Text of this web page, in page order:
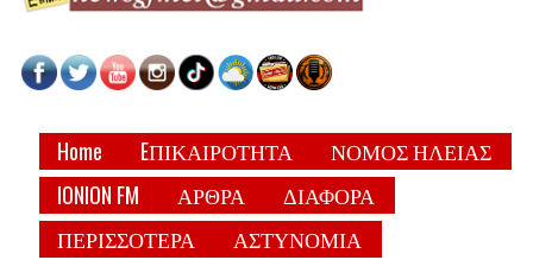
Home EΠΙΚΑΙΡΟΤΗΤΑ
ΝΟΜΟΣ ΗΛΕΙΑΣ
IONION FM
ΑΡΘΡΑ
ΔΙΑΦΟΡΑ
ΠΕΡΙΣΣΟΤΕΡΑ
ΑΣΤΥΝΟΜΙΑ